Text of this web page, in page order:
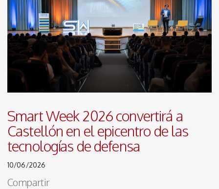
Smart Week 2026 convertirá a
Castellón en el epicentro de las
tecnologías de defensa
10/06/2026
Compartir